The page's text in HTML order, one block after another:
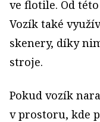
ve flotile. Od
Vozík také
skenery, díky
stroje.
Pokud vozík
v prostoru, kde